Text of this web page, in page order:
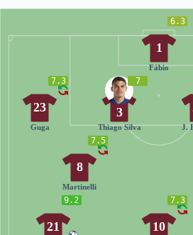
6.3
1
Fábio
J.
7
3
Thiago Silva
7.3
23
Guga
7.5
8
Martinelli
7.3
10
9.2
21